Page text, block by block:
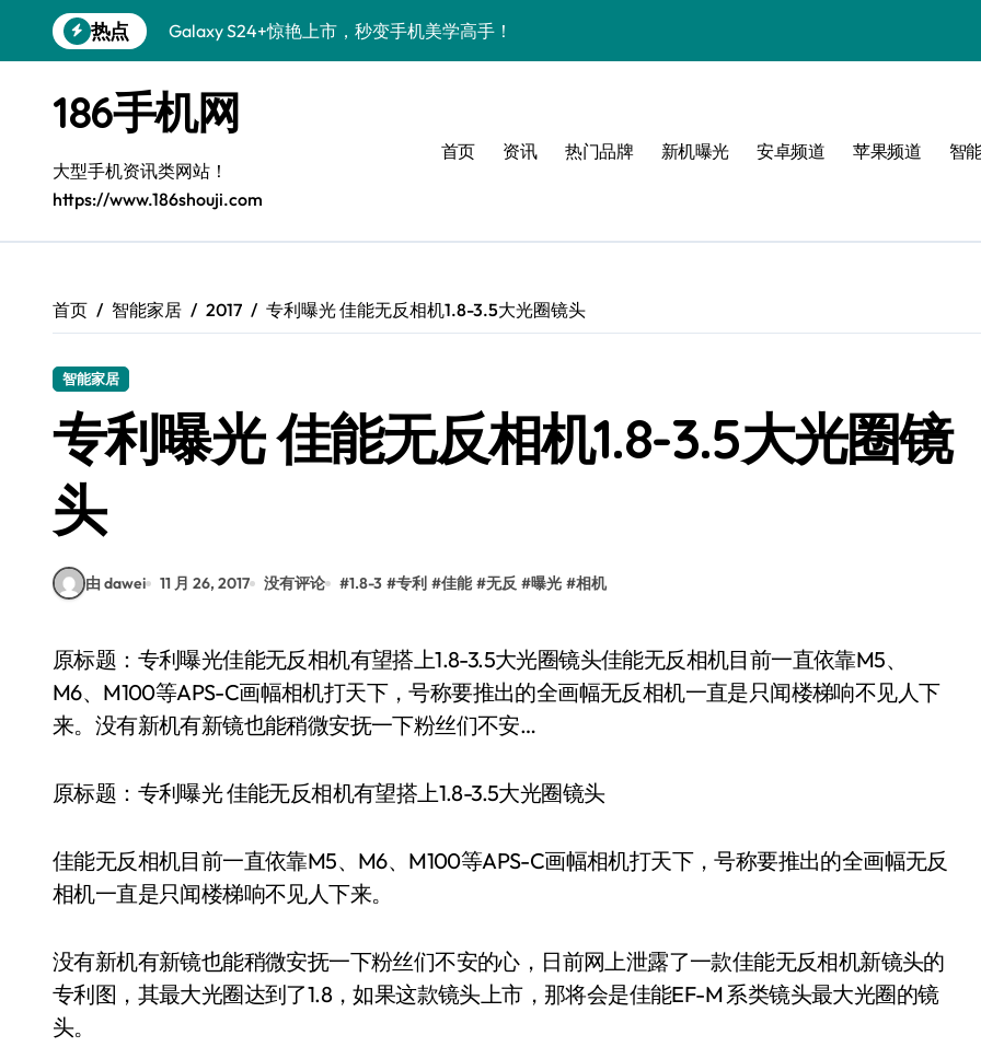
到
热点
Galaxy S24+惊艳上市，秒变手机美学高手！
Galaxy A56 5G登场，时尚旗舰新选择！
三星S26上手秒变个性机，3招玩转壁纸与主题！
S25美化秘籍：个性潮玩，炫酷随心！
Galaxy C55 5G潮定新尚，玩转个性无限可能
Galaxy Z Flip6：折叠时尚，一瞬惊艳
S25 Ultra颜值炸裂！定制主题潮翻天
186手机网
大型手机资讯类网站！
https://www.186shouji.com
首页 资讯 热门品牌 新机曝光 安卓频道 苹果频道 智
首页 智能家居 2017 专利曝光 佳能无反相机1.8-3.5大光圈镜头
智能家居
专利曝光 佳能无反相机1.8-3.5大光圈镜
头
由 dawei 11 月 26, 2017 没有评论 #1.8-3 #专利 #佳能 #无反 #曝光 #相机
原标题：专利曝光佳能无反相机有望搭上1.8-3.5大光圈镜头佳能无反相机目前一直依靠M5、
M6、M100等APS-C画幅相机打天下，号称要推出的全画幅无反相机一直是只闻楼梯响不见人下
来。没有新机有新镜也能稍微安抚一下粉丝们不安…
原标题：专利曝光 佳能无反相机有望搭上1.8-3.5大光圈镜头
佳能无反相机目前一直依靠M5、M6、M100等APS-C画幅相机打天下，号称要推出的全画幅无反
相机一直是只闻楼梯响不见人下来。
没有新机有新镜也能稍微安抚一下粉丝们不安的心，日前网上泄露了一款佳能无反相机新镜头的
专利图，其最大光圈达到了1.8，如果这款镜头上市，那将会是佳能EF-M 系类镜头最大光圈的镜
头。